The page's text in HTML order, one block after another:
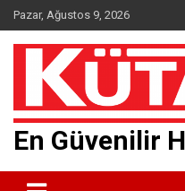
Skip
to
content
Pazar, Ağustos 9, 2026
En Güvenilir